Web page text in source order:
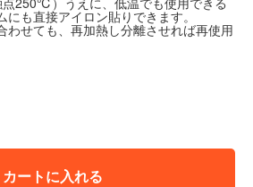
も直接アイロン貼りできます。
わせても、再加熱し分離させれば再使用
カートに入れる